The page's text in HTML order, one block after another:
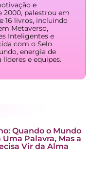
e
palestrou em
16 livros, incluindo
Metaverso,
Inteligentes e
com o Selo
energia de
líderes e equipes.
Quando o Mundo
Uma Palavra, Mas a
Vir da Alma